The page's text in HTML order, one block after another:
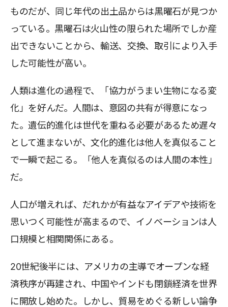
ものだが、同じ年代の出土品からは黒曜石が見つか
っている。黒曜石は火山性の限られた場所でしか産
出できないことから、輸送、交換、取引により入手
した可能性が高い。
人類は進化の過程で、「協力がうまい生物になる変
化」を好んだ。人間は、意図の共有が得意になっ
た。遺伝的進化は世代を重ねる必要があるため遅々
として進まないが、文化的進化は他人を真似ること
で一瞬で起こる。「他人を真似るのは人間の本性」
だ。
人口が増えれば、だれかが有益なアイデアや技術を
思いつく可能性が高まるので、イノベーションは人
口規模と相関関係にある。
20世紀後半には、アメリカの主導でオープンな経
済秩序が再建され、中国やインドも閉鎖経済を世界
に開放し始めた。しかし、貿易をめぐる新しい論争